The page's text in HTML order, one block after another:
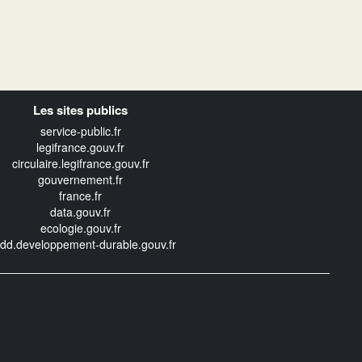
Les sites publics
service-public.fr
legifrance.gouv.fr
circulaire.legifrance.gouv.fr
gouvernement.fr
france.fr
data.gouv.fr
ecologie.gouv.fr
durable.gouv.fr